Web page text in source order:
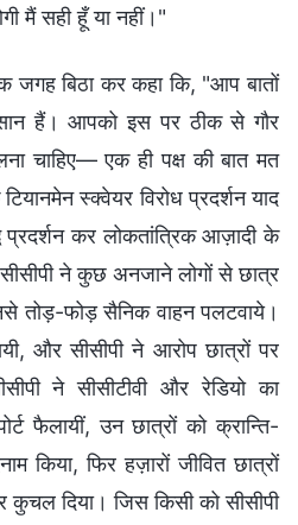
मैं सही हूँ या नहीं।"
जगह बिठा कर कहा कि, "आप बातों
हैं। आपको इस पर ठीक से गौर
चाहिए— एक ही पक्ष की बात मत
स्क्वेयर विरोध प्रदर्शन याद
प्रदर्शन कर लोकतांत्रिक आज़ादी के
ने कुछ अनजाने लोगों से छात्र
तोड़-फोड़ सैनिक वाहन पलटवाये।
और सीसीपी ने आरोप छात्रों पर
ने सीसीटीवी और रेडियो का
फैलायीं, उन छात्रों को क्रान्ति-
किया, फिर हज़ारों जीवित छात्रों
दिया। जिस किसी को सीसीपी